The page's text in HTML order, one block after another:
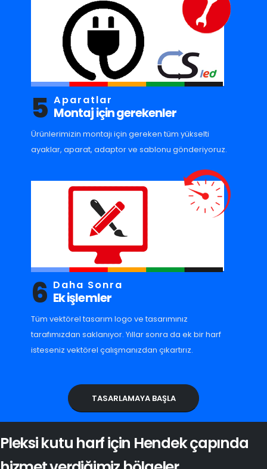
5 Aparatlar
Montaj için gerekenler
Ürünlerimizin montajı için gereken tüm yükselti
ayaklar, aparat, adaptor ve sablonu gönderiyoruz.
6 Daha Sonra
Ek işlemler
Tüm vektörel tasarım logo ve tasarımınız
tarafımızdan saklanıyor. Yıllar sonra da ek bir harf
isteseniz vektörel çalışmanızdan çıkartırız.
TASARLAMAYA BAŞLA
Pleksi kutu harf için Hendek çapında